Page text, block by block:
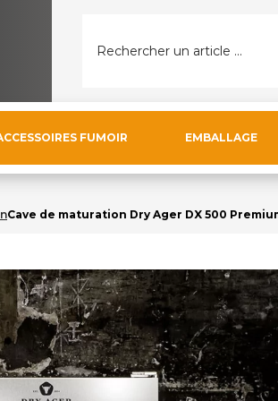
Rechercher un article ...
FUMOIR EMBALLAGE
Cave de maturation Dry Ager DX 500